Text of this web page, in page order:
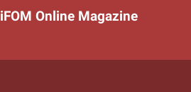
iFOM Online Magazine